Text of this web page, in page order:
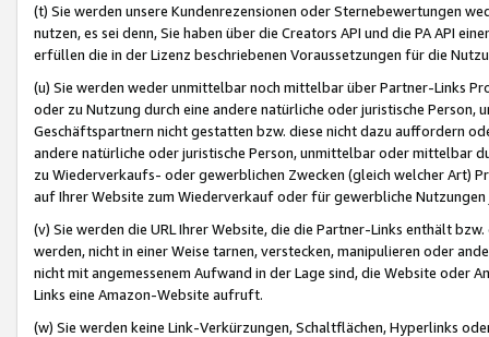
(t) Sie werden unsere Kundenrezensionen oder Sternebewertungen
nutzen, es sei denn, Sie haben über die Creators API und die PA API
erfüllen die in der Lizenz beschriebenen Voraussetzungen für die
(u) Sie werden weder unmittelbar noch mittelbar über Partner-Links
oder zu Nutzung durch eine andere natürliche oder juristische
Geschäftspartnern nicht gestatten bzw. diese nicht dazu auffordern
andere natürliche oder juristische Person, unmittelbar oder mittelbar
zu Wiederverkaufs- oder gewerblichen Zwecken (gleich welcher Art)
auf Ihrer Website zum Wiederverkauf oder für gewerbliche
(v) Sie werden die URL Ihrer Website, die die Partner-Links enthält
werden, nicht in einer Weise tarnen, verstecken, manipulieren oder
nicht mit angemessenem Aufwand in der Lage sind, die Website oder
Links eine Amazon-Website aufruft.
(w) Sie werden keine Link-Verkürzungen, Schaltflächen, Hyperlinks